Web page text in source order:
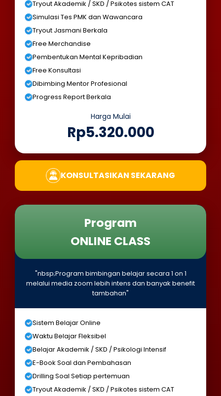
Tryout Akademik / SKD / Psikotes sistem CAT
Simulasi Tes PMK dan Wawancara
Tryout Jasmani Berkala
Free Merchandise
Pembentukan Mental Kepribadian
Free Konsultasi
Dibimbing Mentor Profesional
Progress Report Berkala
Harga Mulai
Rp5.320.000
KONSULTASIKAN SEKARANG
Program
ONLINE CLASS
"nbsp;Program bimbingan belajar secara 1 on 1
melalui media zoom lebih intens dan banyak benefit
tambahan"
Sistem Belajar Online
Waktu Belajar Fleksibel
Belajar Akademik / SKD / Psikologi Intensif
E-Book Soal dan Pembahasan
Drilling Soal Setiap pertemuan
Tryout Akademik / SKD / Psikotes sistem CAT